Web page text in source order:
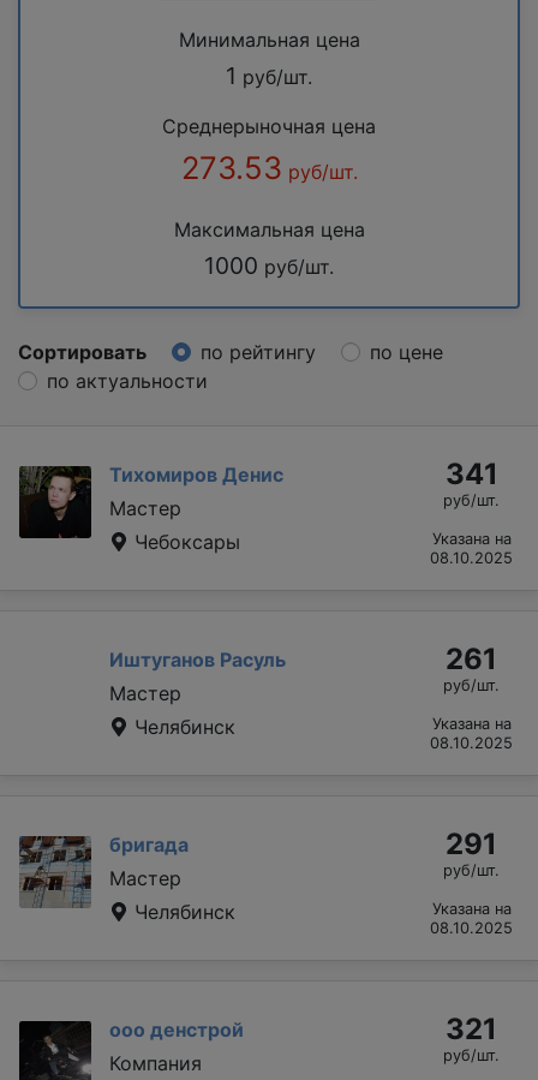
Минимальная цена
1 руб/шт.
Среднерыночная цена
273.53 руб/шт.
Максимальная цена
1000 руб/шт.
Сортировать по рейтингу
по цене
по актуальности
Тихомиров Денис
Мастер
Чебоксары
341
руб/шт.
Указана на
08.10.2025
Иштуганов Расуль
Мастер
Челябинск
261
руб/шт.
Указана на
08.10.2025
бригада
Мастер
Челябинск
291
руб/шт.
Указана на
08.10.2025
ооо денстрой
Компания
321
руб/шт.